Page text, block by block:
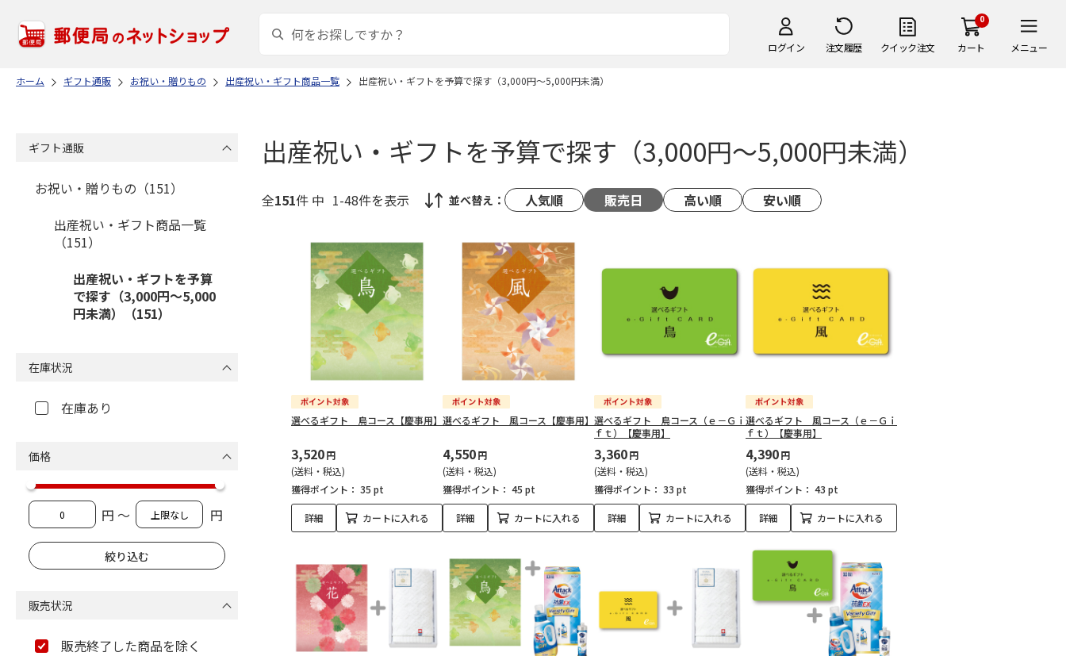
ログイン 注文履歴 クイック注文
0
カート メニュー
ホーム ギフト通販 お祝い・贈りもの 出産祝い・ギフト商品一覧 出産祝い・ギフトを予算で探す（3,000円～5,000円未満）
出産祝い・ギフトを予算で探す（3,000円～5,000円未満）
全151件 中 1-48件を表示 並べ替え： 人気順 販売日 高い順 安い順
選べるギフト 鳥コース【慶事用】
3,520円
(送料・税込)
獲得ポイント： 35 pt
詳細 カートに入れる
選べるギフト 風コース【慶事用】
4,550円
(送料・税込)
獲得ポイント： 45 pt
詳細 カートに入れる
選べるギフト 鳥コース（ｅ－Ｇｉ
ｆｔ）【慶事用】
3,360円
(送料・税込)
獲得ポイント： 33 pt
詳細 カートに入れる
選べるギフト 風コース（ｅ－Ｇｉ
ｆｔ）【慶事用】
4,390円
(送料・税込)
獲得ポイント： 43 pt
詳細 カートに入れる
ギフト通販
お祝い・贈りもの（151）
出産祝い・ギフト商品一覧
（151）
出産祝い・ギフトを予算
で探す（3,000円～5,000
円未満）（151）
在庫状況
在庫あり
価格
円 ～ 円
販売状況
販売終了した商品を除く